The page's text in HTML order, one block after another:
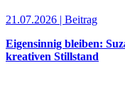
21.07.2026 | Beitrag
Eigensinnig bleiben:
kreativen Stillstand